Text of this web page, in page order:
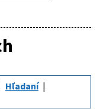
Hľadaní